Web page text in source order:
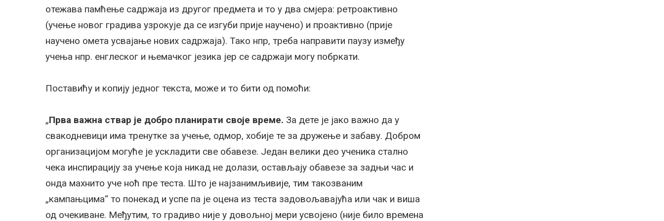
отежава памћење садржаја из другог предмета и то у два смјера: ретроактивно
(учење новог градива узрокује да се изгуби прије научено) и проактивно (прије
научено омета усвајање нових садржаја). Тако нпр, треба направити паузу између
учења нпр. енглеског и њемачког језика јер се садржаји могу побркати.
Поставићу и копију једног текста, може и то бити од помоћи:
„Прва важна ствар је добро планирати своје време. За дете је јако важно да у
свакодневици има тренутке за учење, одмор, хобије те за дружење и забаву. Добром
организацијом могуће је ускладити све обавезе. Један велики део ученика стално
чека инспирацију за учење која никад не долази, остављају обавезе за задњи час и
онда махнито уче ноћ пре теста. Што је најзанимљивије, тим такозваним
„кампањцима“ то понекад и успе па је оцена из теста задовољавајућа или чак и виша
од очекиване. Међутим, то градиво није у довољној мери усвојено (није било времена